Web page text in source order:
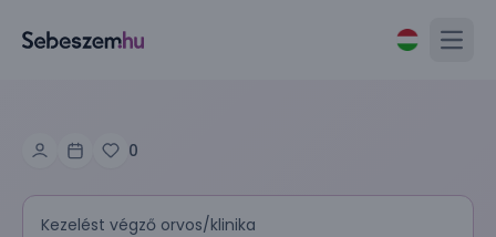
0
Kezelést végző orvos/klinika